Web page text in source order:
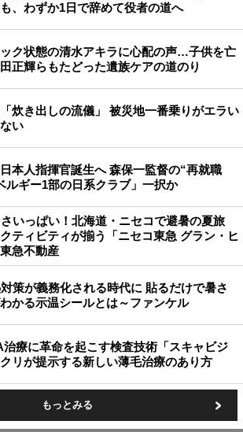
も、わずか1日で辞めて役者の道へ
ク状態の清水アキラに心配の声…子供を亡
正輝らもたどった遺族ケアの道のり
炊き出しの流儀」 被災地一番乗りがエラい
い
本人指揮官誕生へ 森保一監督の“再就職
ルギー1部の日系クラブ」一択か
いっぱい！北海道・ニセコで避暑の夏旅
ティビティが揃う「ニセコ東急 グラン・ヒ
急不動産
策が義務化される時代に 貼るだけで暑さ
かる示温シールとは～ファンケル
療に革命を起こす検査技術「スキャビジ
リが提示する新しい薄毛治療のあり方
もっとみる